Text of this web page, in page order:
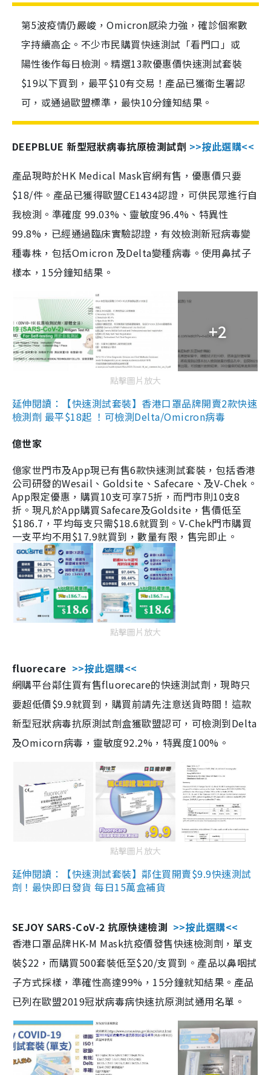
第5波疫情仍嚴峻，Omicron感染力強，確診個案數
字持續高企。不少市民購買快速測試「看門口」或
陽性後作每日檢測。精選13款優惠價快速測試套裝
$19以下買到，最平$10有交易！產品已獲衛生署認
可，或通過歐盟標準，最快10分鐘知結果。
DEEPBLUE 新型冠狀病毒抗原檢測試劑 >>按此選購<<
產品現時於HK Medical Mask官網有售，優惠價只要
$18/件。產品已獲得歐盟CE1434認證，可供民眾進行自
我檢測。準確度 99.03%、靈敏度96.4%、特異性
99.8%，已經通過臨床實驗認證，有效檢測新冠病毒變
種毒株，包括Omicron 及Delta變種病毒。使用鼻拭子
樣本，15分鐘知結果。
+2
點擊圖片放大
延伸閱讀：【快速測試套裝】香港口罩品牌開賣2款快速
檢測劑 最平$18起 ！可檢測Delta/Omicron病毒
億世家
億家世門市及App現已有售6款快速測試套裝，包括香港
公司研發的Wesail、Goldsite、Safecare、及V-Chek。
App限定優惠，購買10支可享75折，而門市則10支8
折。現凡於App購買Safecare及Goldsite，售價低至
$186.7，平均每支只需$18.6就買到。V-Chek門市購買
一支平均不用$17.9就買到，數量有限，售完即止。
點擊圖片放大
fluorecare >>按此選購<<
網購平台鄰住買有售fluorecare的快速測試劑，現時只
要超低價$9.9就買到，購買前請先注意送貨時間！這款
新型冠狀病毒抗原測試劑盒獲歐盟認可，可檢測到Delta
及Omicorn病毒，靈敏度92.2%，特異度100%。
點擊圖片放大
延伸閱讀：【快速測試套裝】鄰住買開賣$9.9快速測試
劑！最快即日發貨 每日15萬盒補貨
SEJOY SARS-CoV-2 抗原快速檢測 >>按此選購<<
香港口罩品牌HK-M Mask抗疫價發售快速檢測劑，單支
裝$22，而購買500套裝低至$20/支買到。產品以鼻咽拭
子方式採樣，準確性高達99%，15分鐘就知結果。產品
已列在歐盟2019冠狀病毒病快速抗原測試通用名單。